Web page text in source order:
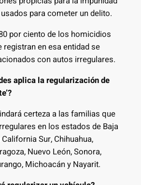
para cometer un delito.
por ciento de los homicidios
en esa entidad se
con autos irregulares.
aplica la regularización de
certeza a las familias que
en los estados de Baja
Sur, Chihuahua,
Nuevo León, Sonora,
Michoacán y Nayarit.